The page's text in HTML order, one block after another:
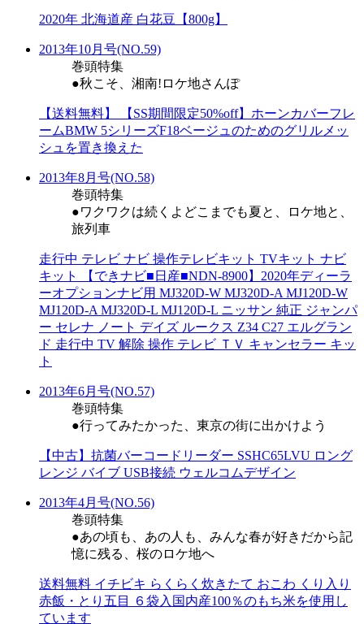
2020年 北海道産 白花豆【800g】
2013年10月号(NO.59)
巻頭特集
●秋こそ、湘南!ロケ地さんぽ
【送料無料】 【SS期間限定50%off】ホーンカバーフレ
ームBMW 5シリーズF18ベージュのためのグリルメッ
シュを置き換えた
2013年8月号(NO.58)
巻頭特集
●ワクワクは続くよどこまでも夏と、ロケ地と、
旅列車
走行中 テレビ ナビ 操作テレビキット TVキット ナビ
キット 【できナビ■日産■NDN-8900】2020年ディーラ
ーオプションナビ用 MJ320D-W MJ320D-A MJ120D-W
MJ120D-A MJ320D-L MJ120D-L ニッサン 純正 ジャンパ
ー セレナ ノート デイズ ルークス Z34 C27 エルグラン
ド 走行中 TV 解除 操作 テレビ ＴＶ キャンセラー キッ
ト
2013年6月号(NO.57)
巻頭特集
●行ってみたかった、東京の街に出かけよう
【中古】抗菌バーコードリーダー SSHC65LVU ロング
レンジ バイブ USB接続 ウェルコムデザイン
2013年4月号(NO.56)
巻頭特集
●あの頃も、あの人も、みんな春が好きだから記
憶に残る、桜のロケ地へ
送料無料 イチビキ らくらく炊きたて おこわ くり入り
赤飯・とり五目 ６袋入国内産100％のもち米を使用し
ています